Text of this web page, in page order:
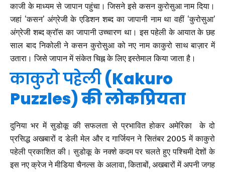
काजी के माध्यम से जापान पहुंचा। जिसने इसे कसन कुरोसुआ नाम दिया।
जहां ‘कसन’ अंग्रेजी के एडिशन शब्द का जापानी नाम था वहीं ‘कुरोसुआ’
अंग्रेजी शब्द क्रॉस का जापानी उच्चारण था। इस पहेली के आयात के छह
साल बाद निकोली ने कसन कुरोसुआ को नए नाम काकुरो साथ बाज़ार में
उतारा। जिसे जापान में संकेत चिह्न के लिए इस्तेमाल किया जाता है।
काकुरो पहेली(Kakuro
Puzzles) की लोकप्रियता
दुनिया भर में सुडोकू की सफलता से प्रभावित होकर अमेरिका के दो
प्रसिद्ध अखबारों द डेली मेल और द गार्जियन ने सितंबर 2005 में काकुरो
पहेली प्रकाशित की। सुडोकू के नक्शे कदम पर चलते हुए पश्चिमी देशों के
इस नए क्रेज ने मीडिया चैनल्स के अलावा, किताबों, अखबारों में अपनी जगह